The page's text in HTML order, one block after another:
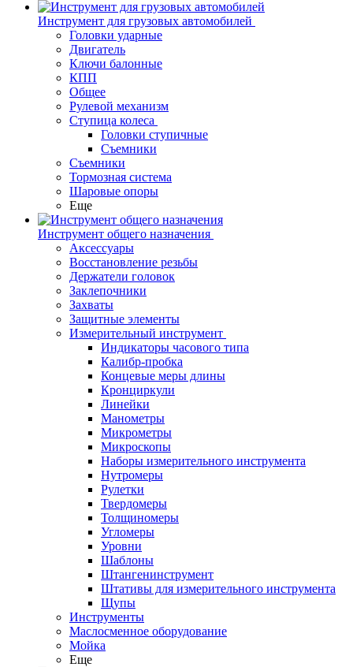
Инструмент для грузовых автомобилей
Головки ударные
Двигатель
Ключи балонные
КПП
Общее
Рулевой механизм
Ступица колеса
Головки ступичные
Съемники
Съемники
Тормозная система
Шаровые опоры
Еще
Инструмент общего назначения
Аксессуары
Восстановление резьбы
Держатели головок
Заклепочники
Захваты
Защитные элементы
Измерительный инструмент
Индикаторы часового типа
Калибр-пробка
Концевые меры длины
Кронциркули
Линейки
Манометры
Микрометры
Микроскопы
Наборы измерительного инструмента
Нутромеры
Рулетки
Твердомеры
Толщиномеры
Угломеры
Уровни
Шаблоны
Штангенинструмент
Штативы для измерительного инструмента
Щупы
Инструменты
Маслосменное оборудование
Мойка
Еще